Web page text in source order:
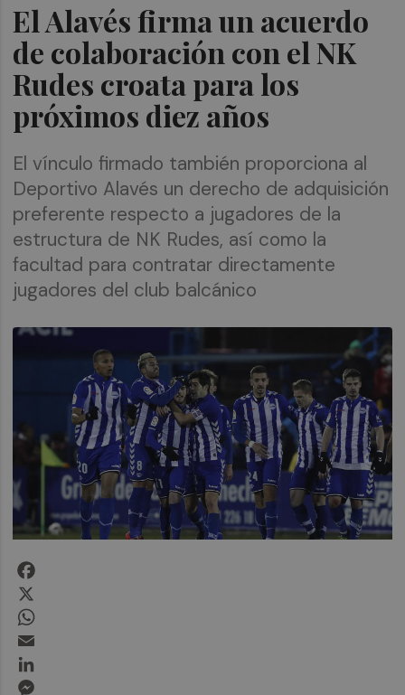
El Alavés firma un acuerdo
de colaboración con el NK
Rudes croata para los
próximos diez años
El vínculo firmado también proporciona al
Deportivo Alavés un derecho de adquisición
preferente respecto a jugadores de la
estructura de NK Rudes, así como la
facultad para contratar directamente
jugadores del club balcánico